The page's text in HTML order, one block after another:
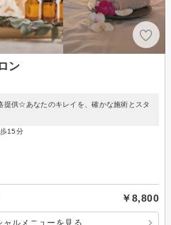
ン
提供☆あなたのキレイを、確かな施術とスタ
15分
￥8,800
ャルメニューを見る